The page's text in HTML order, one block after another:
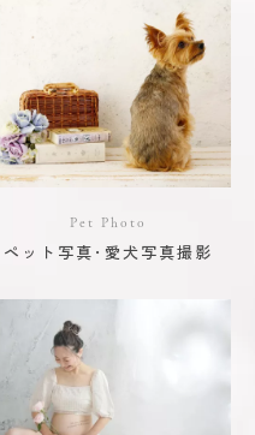
Pet Photo
ペット写真･愛犬写真撮影